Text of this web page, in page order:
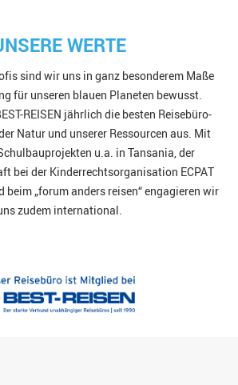
WERTE
sind wir uns in ganz besonderem Maße
für unseren blauen Planeten bewusst.
REISEN jährlich die besten Reisebüro-
Natur und unserer Ressourcen aus. Mit
u.a. in Tansania, der
bei der Kinderrechtsorganisation ECPAT
beim „forum anders reisen“ engagieren wir
zudem international.